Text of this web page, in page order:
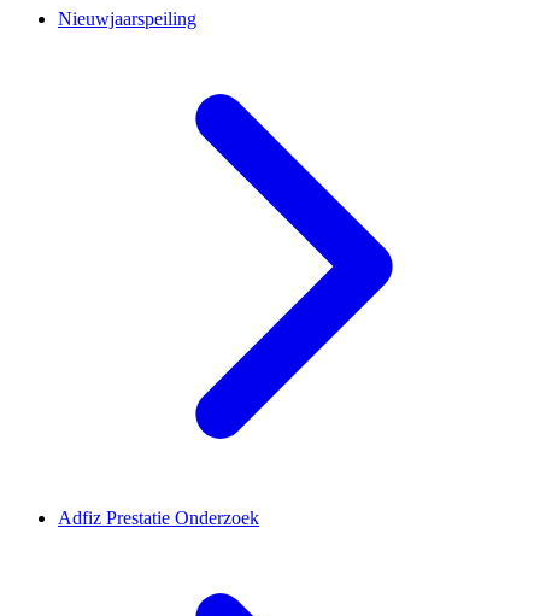
Nieuwjaarspeiling
Adfiz Prestatie Onderzoek